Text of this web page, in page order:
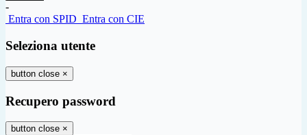
-
Entra con SPID Entra con CIE
Seleziona utente
button close ×
Recupero password
button close ×